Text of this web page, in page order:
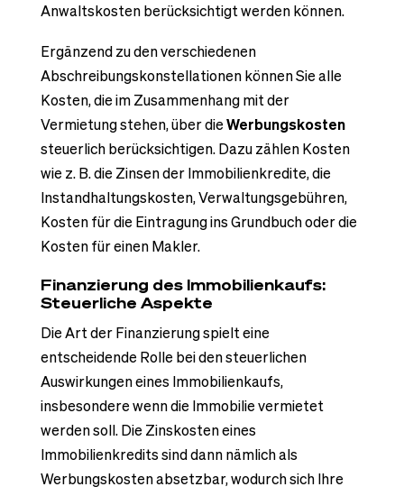
Anwaltskosten berücksichtigt werden können.
Ergänzend zu den verschiedenen
Abschreibungskonstellationen können Sie alle
Kosten, die im Zusammenhang mit der
Vermietung stehen, über dieWerbungskosten
steuerlich berücksichtigen. Dazu zählen Kosten
wie z. B. die Zinsen der Immobilienkredite, die
Instandhaltungskosten, Verwaltungsgebühren,
Kosten für die Eintragung ins Grundbuch oder die
Kosten für einen Makler.
Finanzierung des Immobilienkaufs:
Steuerliche Aspekte
Die Art der Finanzierung spielt eine
entscheidende Rolle bei den steuerlichen
Auswirkungen eines Immobilienkaufs,
insbesondere wenn die Immobilie vermietet
werden soll. Die Zinskosten eines
Immobilienkredits sind dann nämlich als
Werbungskosten absetzbar, wodurch sich Ihre